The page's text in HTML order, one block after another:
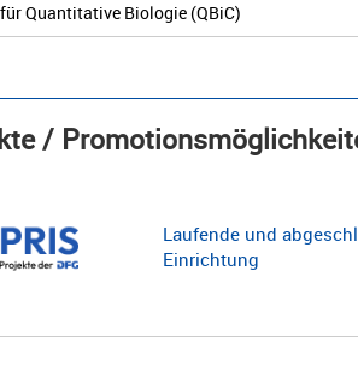
Quantitative Biologie (QBiC)
/
Laufende und
Einrichtung